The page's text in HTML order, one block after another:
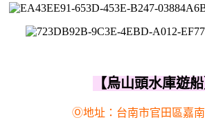
【烏山頭水庫遊船
Ⓞ地址：台南市官田區嘉